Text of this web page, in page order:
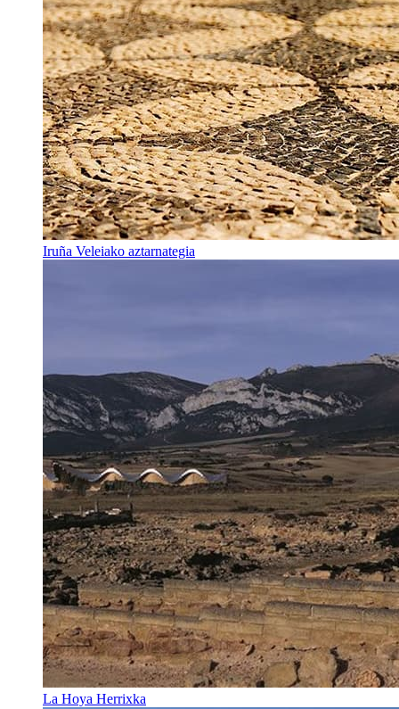
Iruña Veleiako aztarnategia
La Hoya Herrixka